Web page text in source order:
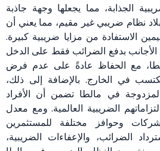
الجذابة، مما يجعلها وجهة جاذبة
نظام ضريبي غير مقيم، مما يعني أن
الاستفادة من مزايا ضريبية كبيرة.
الأجانب بدفع الضرائب فقط على الدخل
مع الحفاظ عادةً على عدم فرض
في الخارج. بالإضافة إلى ذلك،
في مالطا تضمن أن الأفراد
الضريبية العالمية. ومع معدل
وحوافز مختلفة للمستثمرين
الضرائب، والإعفاءات الضريبية،